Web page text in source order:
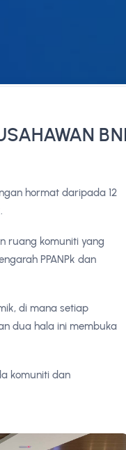
BNI
hormat daripada 12
ruang komuniti yang
PPANPk dan
di mana setiap
dua hala ini membuka
komuniti dan